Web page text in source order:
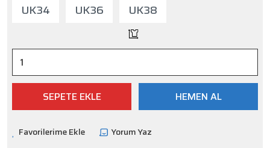
UK34
UK36 UK38
SEPETE EKLE HEMEN AL
Yorum Yaz